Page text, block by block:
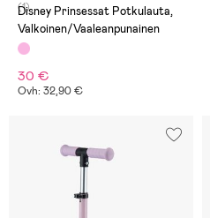
(1)
Disney Prinsessat Potkulauta,
Valkoinen/Vaaleanpunainen
30 €
Ovh: 32,90 €